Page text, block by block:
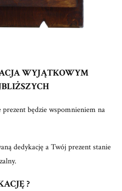
WYJĄTKOWYM
będzie wspomnieniem na
dedykację a Twój prezent stanie
?